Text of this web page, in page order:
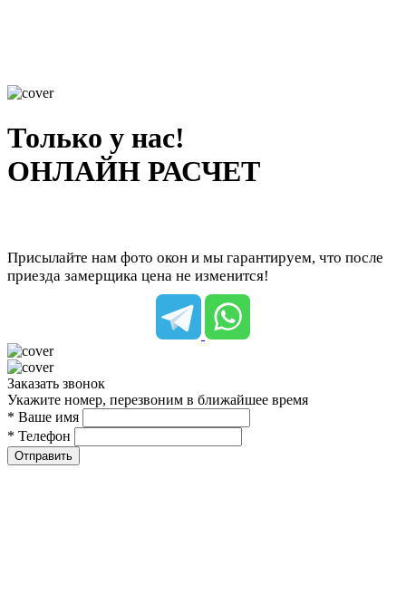
Только у нас!
ОНЛАЙН РАСЧЕТ
Присылайте нам фото окон и мы гарантируем, что после
приезда замерщика цена не изменится!
Заказать звонок
Укажите номер, перезвоним в ближайшее время
* Ваше имя
* Телефон
Отправить